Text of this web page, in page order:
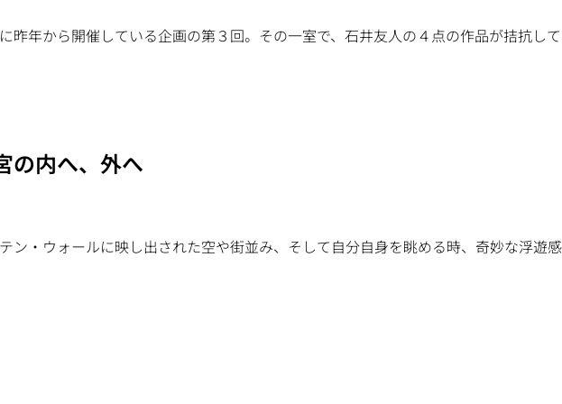
昨年から開催している企画の第３回。その一室で、石井友人の４点の作品が拮抗し
の内へ、外へ
ン・ウォールに映し出された空や街並み、そして自分自身を眺める時、奇妙な浮遊